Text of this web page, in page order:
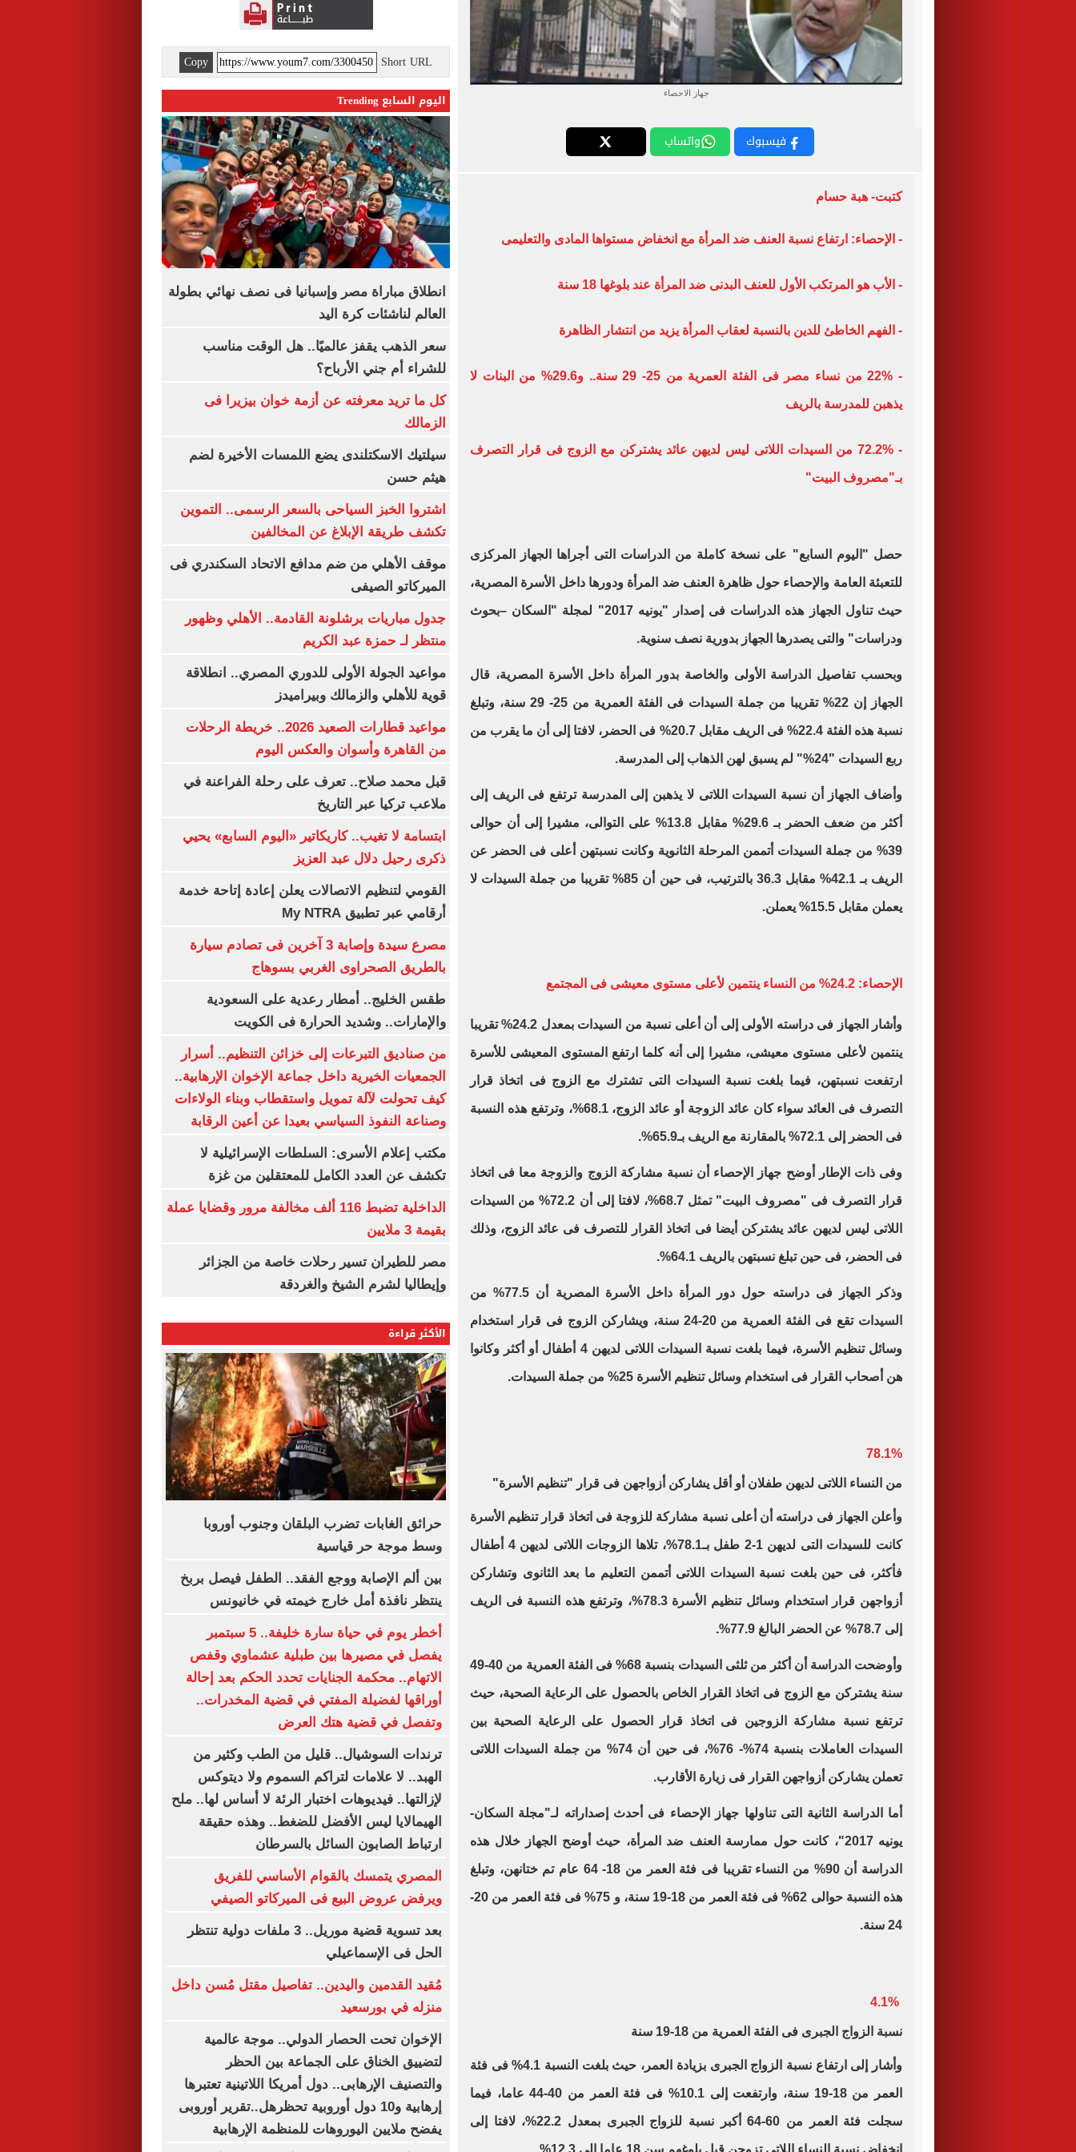
جهاز الاحصاء
فيسبوك واتساب
كتبت- هبة حسام
- الإحصاء: ارتفاع نسبة العنف ضد المرأة مع انخفاض مستواها المادى والتعليمى
- الأب هو المرتكب الأول للعنف البدنى ضد المرأة عند بلوغها 18 سنة
- الفهم الخاطئ للدين بالنسبة لعقاب المرأة يزيد من انتشار الظاهرة
- 22% من نساء مصر فى الفئة العمرية من 25- 29 سنة.. و29.6% من البنات لا
يذهبن للمدرسة بالريف
- 72.2% من السيدات اللاتى ليس لديهن عائد يشتركن مع الزوج فى قرار التصرف
بـ"مصروف البيت"
حصل "اليوم السابع" على نسخة كاملة من الدراسات التى أجراها الجهاز المركزى
للتعبئة العامة والإحصاء حول ظاهرة العنف ضد المرأة ودورها داخل الأسرة المصرية،
حيث تناول الجهاز هذه الدراسات فى إصدار "يونيه 2017" لمجلة "السكان –بحوث
ودراسات" والتى يصدرها الجهاز بدورية نصف سنوية.
وبحسب تفاصيل الدراسة الأولى والخاصة بدور المرأة داخل الأسرة المصرية، قال
الجهاز إن 22% تقريبا من جملة السيدات فى الفئة العمرية من 25- 29 سنة، وتبلغ
نسبة هذه الفئة 22.4% فى الريف مقابل 20.7% فى الحضر، لافتا إلى أن ما يقرب من
ربع السيدات "24%" لم يسبق لهن الذهاب إلى المدرسة.
وأضاف الجهاز أن نسبة السيدات اللاتى لا يذهبن إلى المدرسة ترتفع فى الريف إلى
أكثر من ضعف الحضر بـ 29.6% مقابل 13.8% على التوالى، مشيرا إلى أن حوالى
39% من جملة السيدات أتممن المرحلة الثانوية وكانت نسبتهن أعلى فى الحضر عن
الريف بـ 42.1% مقابل 36.3 بالترتيب، فى حين أن 85% تقريبا من جملة السيدات لا
يعملن مقابل 15.5% يعملن.
الإحصاء: 24.2% من النساء ينتمين لأعلى مستوى معيشى فى المجتمع
وأشار الجهاز فى دراسته الأولى إلى أن أعلى نسبة من السيدات بمعدل 24.2% تقريبا
ينتمين لأعلى مستوى معيشى، مشيرا إلى أنه كلما ارتفع المستوى المعيشى للأسرة
ارتفعت نسبتهن، فيما بلغت نسبة السيدات التى تشترك مع الزوج فى اتخاذ قرار
التصرف فى العائد سواء كان عائد الزوجة أو عائد الزوج، 68.1%، وترتفع هذه النسبة
فى الحضر إلى 72.1% بالمقارنة مع الريف بـ65.9%.
وفى ذات الإطار أوضح جهاز الإحصاء أن نسبة مشاركة الزوج والزوجة معا فى اتخاذ
قرار التصرف فى "مصروف البيت" تمثل 68.7%، لافتا إلى أن 72.2% من السيدات
اللاتى ليس لديهن عائد يشتركن أيضا فى اتخاذ القرار للتصرف فى عائد الزوج، وذلك
فى الحضر، فى حين تبلغ نسبتهن بالريف 64.1%.
وذكر الجهاز فى دراسته حول دور المرأة داخل الأسرة المصرية أن 77.5% من
السيدات تقع فى الفئة العمرية من 20-24 سنة، ويشاركن الزوج فى قرار استخدام
وسائل تنظيم الأسرة، فيما بلغت نسبة السيدات اللاتى لديهن 4 أطفال أو أكثر وكانوا
هن أصحاب القرار فى استخدام وسائل تنظيم الأسرة 25% من جملة السيدات.
78.1%
من النساء اللاتى لديهن طفلان أو أقل يشاركن أزواجهن فى قرار "تنظيم الأسرة"
وأعلن الجهاز فى دراسته أن أعلى نسبة مشاركة للزوجة فى اتخاذ قرار تنظيم الأسرة
كانت للسيدات التى لديهن 1-2 طفل بـ78.1%، تلاها الزوجات اللاتى لديهن 4 أطفال
فأكثر، فى حين بلغت نسبة السيدات اللاتى أتممن التعليم ما بعد الثانوى وتشاركن
أزواجهن قرار استخدام وسائل تنظيم الأسرة 78.3%، وترتفع هذه النسبة فى الريف
إلى 78.7% عن الحضر البالغ 77.9%.
وأوضحت الدراسة أن أكثر من ثلثى السيدات بنسبة 68% فى الفئة العمرية من 40-49
سنة يشتركن مع الزوج فى اتخاذ القرار الخاص بالحصول على الرعاية الصحية، حيث
ترتفع نسبة مشاركة الزوجين فى اتخاذ قرار الحصول على الرعاية الصحية بين
السيدات العاملات بنسبة 74%- 76%، فى حين أن 74% من جملة السيدات اللاتى
تعملن يشاركن أزواجهن القرار فى زيارة الأقارب.
أما الدراسة الثانية التى تناولها جهاز الإحصاء فى أحدث إصداراته لـ"مجلة السكان-
يونيه 2017"، كانت حول ممارسة العنف ضد المرأة، حيث أوضح الجهاز خلال هذه
الدراسة أن 90% من النساء تقريبا فى فئة العمر من 18- 64 عام تم ختانهن، وتبلغ
هذه النسبة حوالى 62% فى فئة العمر من 18-19 سنة، و 75% فى فئة العمر من 20-
24 سنة.
نسبة الزواج الجبرى فى الفئة العمرية من 18-19 سنة
وأشار إلى ارتفاع نسبة الزواج الجبرى بزيادة العمر، حيث بلغت النسبة 4.1% فى فئة
العمر من 18-19 سنة، وارتفعت إلى 10.1% فى فئة العمر من 40-44 عاما، فيما
سجلت فئة العمر من 60-64 أكبر نسبة للزواج الجبرى بمعدل 22.2%، لافتا إلى
Short URL
Copy
اليوم السابع Trending
انطلاق مباراة مصر وإسبانيا فى نصف نهائي بطولة
العالم لناشئات كرة اليد
سعر الذهب يقفز عالميًا.. هل الوقت مناسب
للشراء أم جني الأرباح؟
كل ما تريد معرفته عن أزمة خوان بيزيرا فى
الزمالك
سيلتيك الاسكتلندى يضع اللمسات الأخيرة لضم
هيثم حسن
اشتروا الخبز السياحى بالسعر الرسمى.. التموين
تكشف طريقة الإبلاغ عن المخالفين
موقف الأهلي من ضم مدافع الاتحاد السكندري فى
الميركاتو الصيفى
جدول مباريات برشلونة القادمة.. الأهلي وظهور
منتظر لـ حمزة عبد الكريم
مواعيد الجولة الأولى للدوري المصري.. انطلاقة
قوية للأهلي والزمالك وبيراميدز
مواعيد قطارات الصعيد 2026.. خريطة الرحلات
من القاهرة وأسوان والعكس اليوم
قبل محمد صلاح.. تعرف على رحلة الفراعنة في
ملاعب تركيا عبر التاريخ
ابتسامة لا تغيب.. كاريكاتير «اليوم السابع» يحيي
ذكرى رحيل دلال عبد العزيز
القومي لتنظيم الاتصالات يعلن إعادة إتاحة خدمة
أرقامي عبر تطبيق My NTRA
مصرع سيدة وإصابة 3 آخرين فى تصادم سيارة
بالطريق الصحراوى الغربي بسوهاج
طقس الخليج.. أمطار رعدية على السعودية
والإمارات.. وشديد الحرارة فى الكويت
من صناديق التبرعات إلى خزائن التنظيم.. أسرار
الجمعيات الخيرية داخل جماعة الإخوان الإرهابية..
كيف تحولت لآلة تمويل واستقطاب وبناء الولاءات
وصناعة النفوذ السياسي بعيدا عن أعين الرقابة
مكتب إعلام الأسرى: السلطات الإسرائيلية لا
تكشف عن العدد الكامل للمعتقلين من غزة
الداخلية تضبط 116 ألف مخالفة مرور وقضايا عملة
بقيمة 3 ملايين
مصر للطيران تسير رحلات خاصة من الجزائر
وإيطاليا لشرم الشيخ والغردقة
الأكثر قراءة
حرائق الغابات تضرب البلقان وجنوب أوروبا
وسط موجة حر قياسية
بين ألم الإصابة ووجع الفقد.. الطفل فيصل بربخ
ينتظر نافذة أمل خارج خيمته في خانيونس
أخطر يوم في حياة سارة خليفة.. 5 سبتمبر
يفصل في مصيرها بين طبلية عشماوي وقفص
الاتهام.. محكمة الجنايات تحدد الحكم بعد إحالة
أوراقها لفضيلة المفتي في قضية المخدرات..
وتفصل في قضية هتك العرض
ترندات السوشيال.. قليل من الطب وكثير من
الهبد.. لا علامات لتراكم السموم ولا ديتوكس
لإزالتها.. فيديوهات اختبار الرئة لا أساس لها.. ملح
الهيمالايا ليس الأفضل للضغط.. وهذه حقيقة
ارتباط الصابون السائل بالسرطان
المصري يتمسك بالقوام الأساسي للفريق
ويرفض عروض البيع فى الميركاتو الصيفي
بعد تسوية قضية موريل.. 3 ملفات دولية تنتظر
الحل فى الإسماعيلي
مُقيد القدمين واليدين.. تفاصيل مقتل مُسن داخل
منزله في بورسعيد
الإخوان تحت الحصار الدولي.. موجة عالمية
لتضييق الخناق على الجماعة بين الحظر
والتصنيف الإرهابى.. دول أمريكا اللاتينية تعتبرها
إرهابية و10 دول أوروبية تحظرهل..تقرير أوروبى
يفضح ملايين اليوروهات للمنظمة الإرهابية